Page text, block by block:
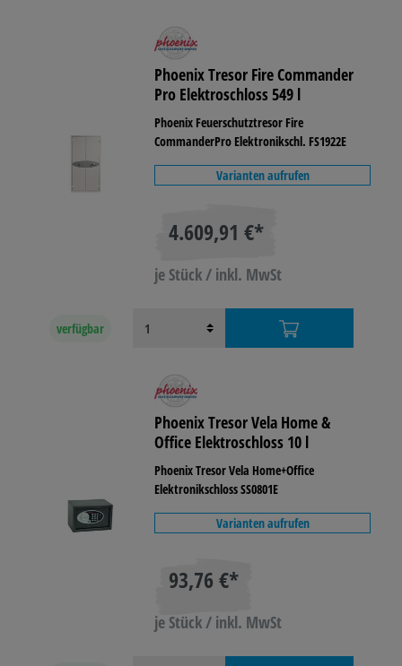
Phoenix Tresor Fire Commander
Pro Elektroschloss 549 l
Phoenix Feuerschutztresor Fire
CommanderPro Elektronikschl. FS1922E
Varianten aufrufen
4.609,91 €*
je Stück / inkl. MwSt
verfügbar
Phoenix Tresor Vela Home &
Office Elektroschloss 10 l
Phoenix Tresor Vela Home+Office
Elektronikschloss SS0801E
Varianten aufrufen
93,76 €*
je Stück / inkl. MwSt